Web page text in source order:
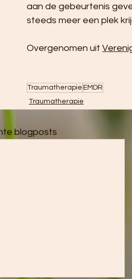
aan de gebeurtenis
steeds meer een plek
Overgenomen uit
Traumatherapie EMDR
Traumatherapie
blogposts